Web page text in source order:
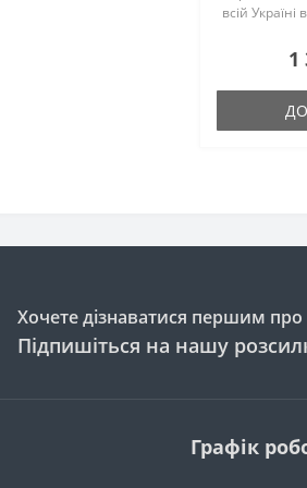
всій Україні
☎ 093-610-
30274100 ✅
1
Хочете дізнаватися першим про
Підпишіться на нашу
Графік